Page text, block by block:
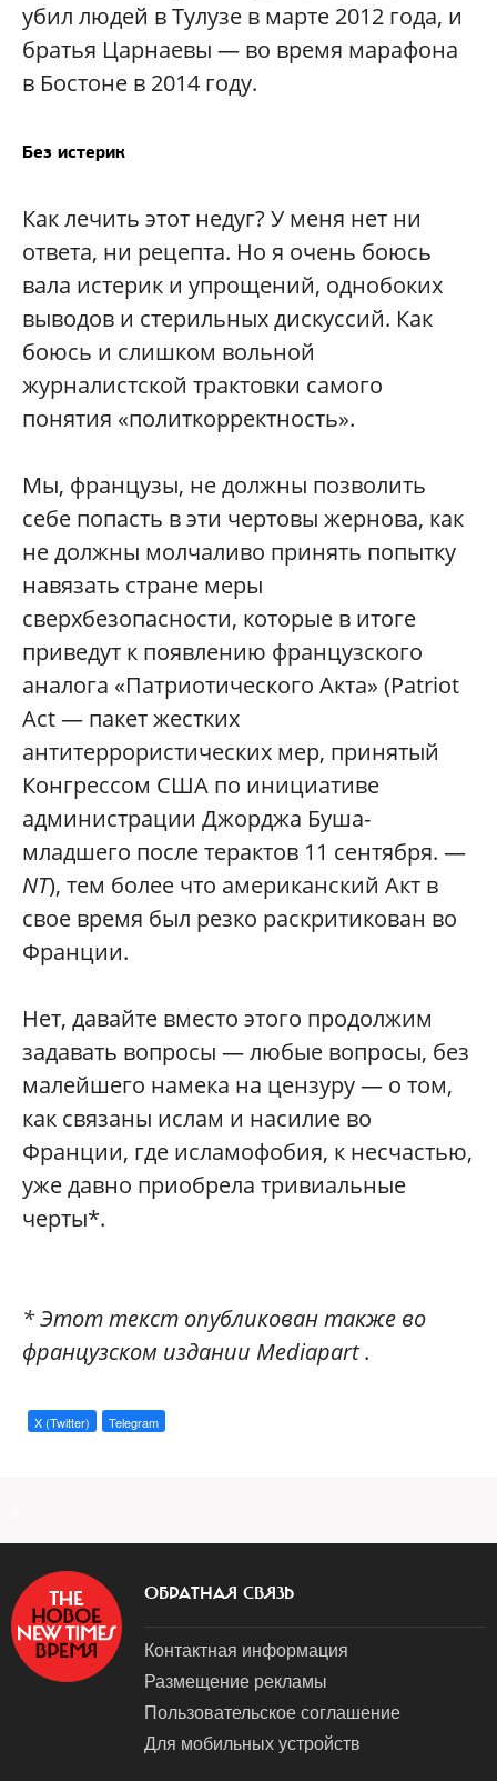
убил людей в Тулузе в марте 2012 года, и
братья Царнаевы — во время марафона
в Бостоне в 2014 году.
Без истерик
Как лечить этот недуг? У меня нет ни
ответа, ни рецепта. Но я очень боюсь
вала истерик и упрощений, однобоких
выводов и стерильных дискуссий. Как
боюсь и слишком вольной
журналистской трактовки самого
понятия «политкорректность».
Мы, французы, не должны позволить
себе попасть в эти чертовы жернова, как
не должны молчаливо принять попытку
навязать стране меры
сверхбезопасности, которые в итоге
приведут к появлению французского
аналога «Патриотического Акта» (Patriot
Act — пакет жестких
антитеррористических мер, принятый
Конгрессом США по инициативе
администрации Джорджа Буша-
младшего после терактов 11 сентября. —
NT), тем более что американский Акт в
свое время был резко раскритикован во
Франции.
Нет, давайте вместо этого продолжим
задавать вопросы — любые вопросы, без
малейшего намека на цензуру — о том,
как связаны ислам и насилие во
Франции, где исламофобия, к несчастью,
уже давно приобрела тривиальные
черты*.
* Этот текст опубликован также во
французском издании Mediapart.
X (Twitter) Telegram
ОБРАТНАЯ СВЯЗЬ
Контактная информация
Размещение рекламы
Пользовательское соглашение
Для мобильных устройств